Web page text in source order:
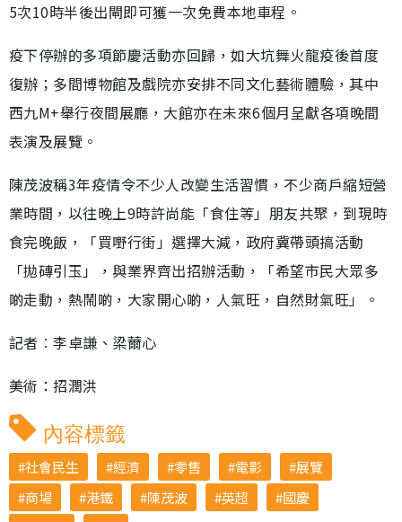
5次10時半後出閘即可獲一次免費本地車程。
疫下停辦的多項節慶活動亦回歸，如大坑舞火龍疫後首度
復辦；多間博物館及戲院亦安排不同文化藝術體驗，其中
西九M+舉行夜間展廳，大館亦在未來6個月呈獻各項晚間
表演及展覽。
陳茂波稱3年疫情令不少人改變生活習慣，不少商戶縮短營
業時間，以往晚上9時許尚能「食住等」朋友共聚，到現時
食完晚飯，「買嘢行街」選擇大減，政府冀帶頭搞活動
「拋磚引玉」，與業界齊出招辦活動，「希望市民大眾多
啲走動，熱鬧啲，大家開心啲，人氣旺，自然財氣旺」。
記者︰李卓謙、梁薾心
美術：招潤洪
內容標籤
社會民生 經濟 零售 電影
展覽
商場
港鐵 陳茂波 英超
國慶